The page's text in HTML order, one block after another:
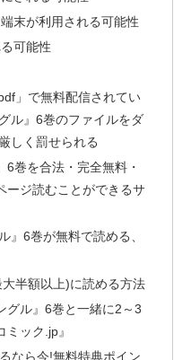
末が利用される可能性
可能性
」で無料配信されてい
ル』6巻のファイルをダ
しく罰せられる
6巻を合法・完全無料・
ージ読むことができるサ
』6巻が無料で読める、
半額以上)に読める方法
グル』6巻と一緒に2～3
ック.jp』
なら今!無料特典ポイン